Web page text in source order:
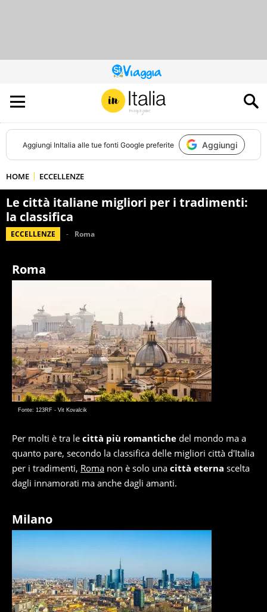
QUESTO
SITO
CONTRIBUISCE
ALL’AUDIENCE
DI
Aggiungi InItalia alle tue fonti Google preferite Aggiungi
HOME ECCELLENZE
Le città italiane migliori per i tradimenti:
la classifica
ECCELLENZE Roma
Roma
Fonte: 123RF - Vit Kovalcik
Per molti è tra le città più romantiche del mondo ma a
quanto pare, secondo la classifica delle migliori città d'Italia
per i tradimenti, Roma non è solo una città eterna scelta
dagli innamorati ma anche dagli amanti.
Milano